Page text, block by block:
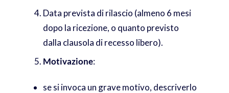
Data prevista di rilascio (almeno 6 mesi
dopo la ricezione, o quanto previsto
dalla clausola di recesso libero).
Motivazione:
se si invoca un grave motivo, descriverlo